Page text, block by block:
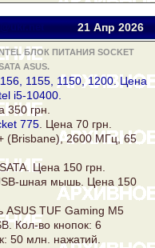
21 Апр2026
БЛОК ПИТАНИЯ SOCKET
ASUS.
1155, 1150, 1200. Цена
i5-10400.
350 грн.
775 . Цена 70 грн.
(Brisbane), 2600 МГц, 65
SATA. Цена 150 грн.
шная мышь. Цена 150
ASUS TUF Gaming M5
Кол-во кнопок: 6
50 млн. нажатий.